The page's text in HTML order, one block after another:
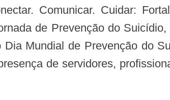
Comunicar. Cuidar:
de Prevenção do
Mundial de Prevenção do
de servidores,